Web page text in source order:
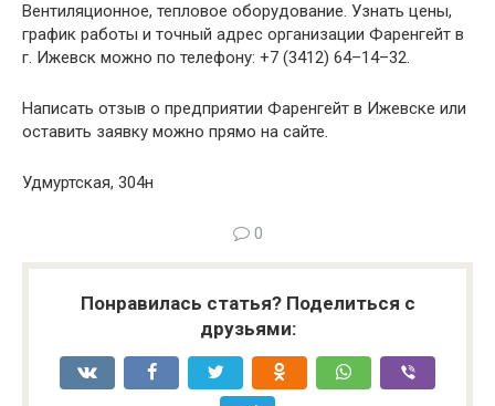
Вентиляционное, тепловое оборудование. Узнать цены,
график работы и точный адрес организации Фаренгейт в
г. Ижевск можно по телефону: +7 (3412) 64–14–32.
Написать отзыв о предприятии Фаренгейт в Ижевске или
оставить заявку можно прямо на сайте.
Удмуртская, 304н
0
Понравилась статья? Поделиться с
друзьями: